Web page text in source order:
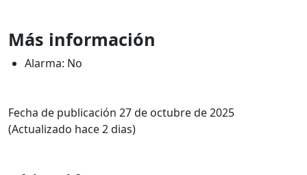
Más información
Alarma: No
Fecha de publicación 27 de octubre de 2025
(Actualizado hace 2 dias)